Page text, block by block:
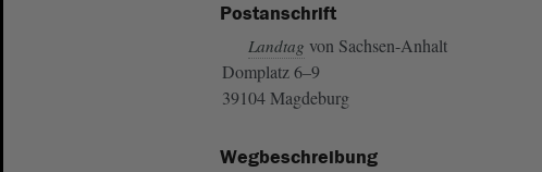
Postanschrift
Landtag von Sachsen-Anhalt
Domplatz 6–9
39104 Magdeburg
Wegbeschreibung